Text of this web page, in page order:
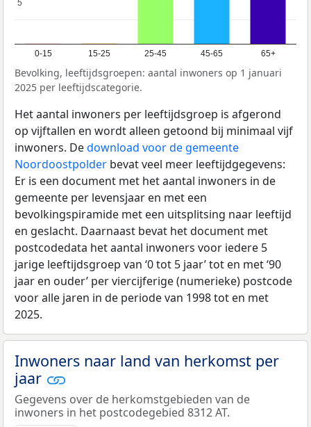
0-15 15-25 25-45 45-65 65+
5
5
Bevolking, leeftijdsgroepen: aantal inwoners op 1 januari
2025 per leeftijdscategorie.
Het aantal inwoners per leeftijdsgroep is afgerond
op vijftallen en wordt alleen getoond bij minimaal vijf
inwoners. Dedownload voor de gemeente
Noordoostpolder bevat veel meer leeftijdgegevens:
Er is een document met het aantal inwoners in de
gemeente per levensjaar en met een
bevolkingspiramide met een uitsplitsing naar leeftijd
en geslacht. Daarnaast bevat het document met
postcodedata het aantal inwoners voor iedere 5
jarige leeftijdsgroep van ‘0 tot 5 jaar’ tot en met ‘90
jaar en ouder’ per viercijferige (numerieke) postcode
voor alle jaren in de periode van 1998 tot en met
2025.
Inwoners naar land van herkomst per
jaar
Gegevens over de herkomstgebieden van de
inwoners in het postcodegebied 8312 AT.